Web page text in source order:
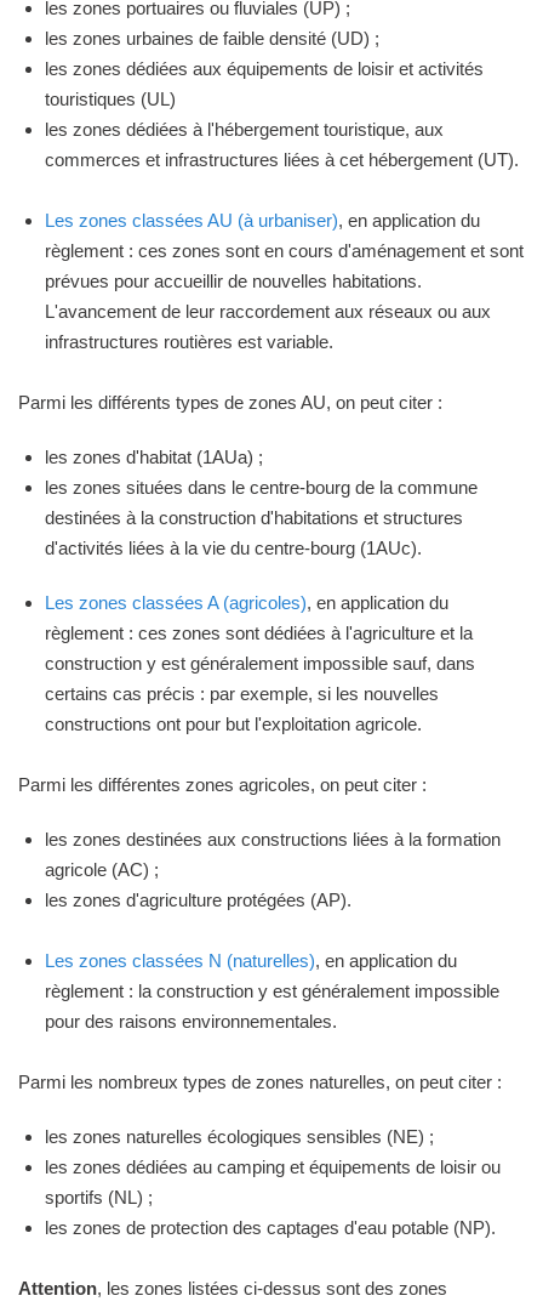
les zones portuaires ou fluviales (UP) ;
les zones urbaines de faible densité (UD) ;
les zones dédiées aux équipements de loisir et activités
touristiques (UL)
les zones dédiées à l'hébergement touristique, aux
commerces et infrastructures liées à cet hébergement (UT).
Les zones classées AU (à urbaniser), en application du
règlement : ces zones sont en cours d'aménagement et sont
prévues pour accueillir de nouvelles habitations.
L'avancement de leur raccordement aux réseaux ou aux
infrastructures routières est variable.
Parmi les différents types de zones AU, on peut citer :
les zones d'habitat (1AUa) ;
les zones situées dans le centre-bourg de la commune
destinées à la construction d'habitations et structures
d'activités liées à la vie du centre-bourg (1AUc).
Les zones classées A (agricoles), en application du
règlement : ces zones sont dédiées à l'agriculture et la
construction y est généralement impossible sauf, dans
certains cas précis : par exemple, si les nouvelles
constructions ont pour but l'exploitation agricole.
Parmi les différentes zones agricoles, on peut citer :
les zones destinées aux constructions liées à la formation
agricole (AC) ;
les zones d'agriculture protégées (AP).
Les zones classées N (naturelles), en application du
règlement : la construction y est généralement impossible
pour des raisons environnementales.
Parmi les nombreux types de zones naturelles, on peut citer :
les zones naturelles écologiques sensibles (NE) ;
les zones dédiées au camping et équipements de loisir ou
sportifs (NL) ;
les zones de protection des captages d'eau potable (NP).
Attention, les zones listées ci-dessus sont des zones